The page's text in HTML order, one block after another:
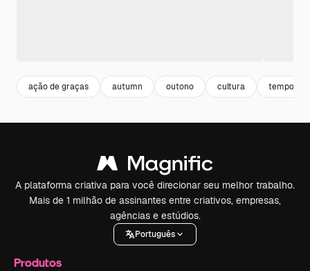
ação de graças autumn outono cultura
A plataforma criativa para você direcionar seu melhor trabalho.
Mais de 1 milhão de assinantes entre criativos, empresas,
agências e estúdios.
Português
Produtos